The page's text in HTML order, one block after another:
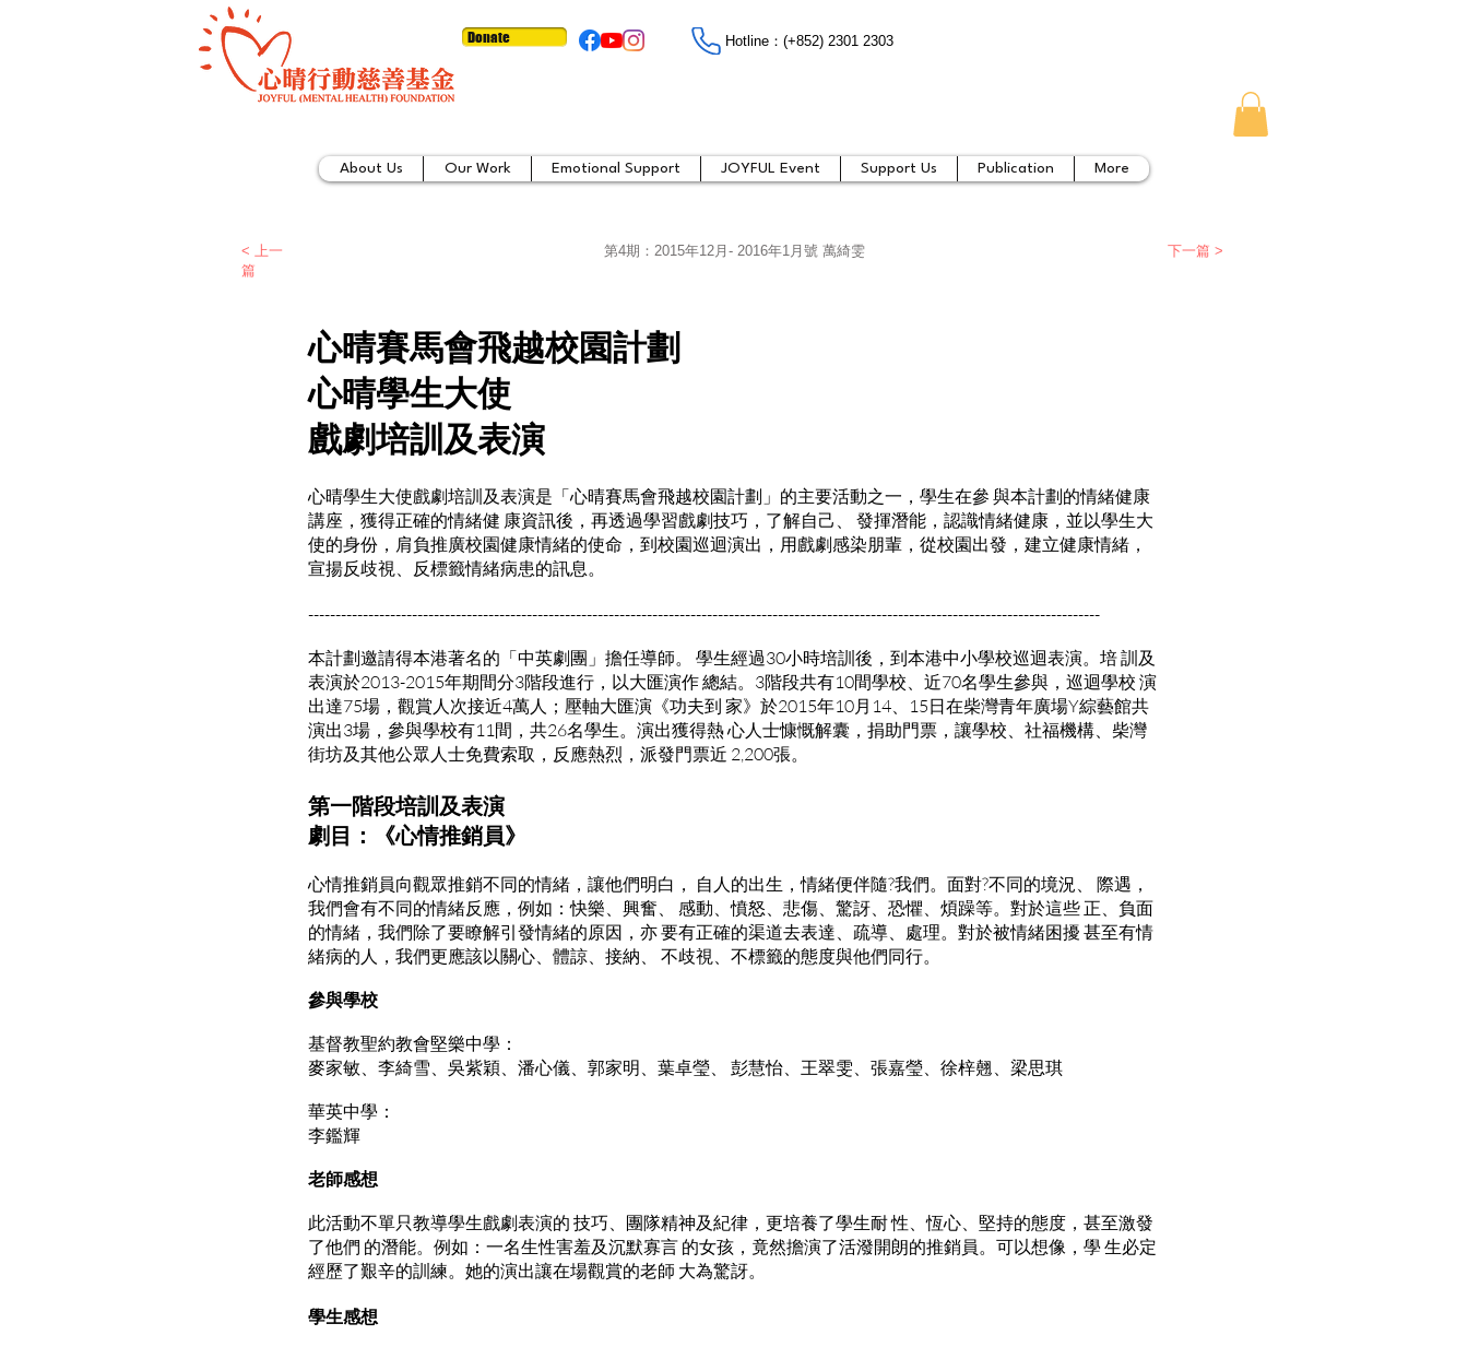
Donate Hotline：​​(+852) 2301 2303
About Us Our Work Emotional Support JOYFUL Event Support Us Publication More
< 上一
篇
第4期： 2015年12月- 2016年1月號 萬綺雯 下一篇 >
心晴賽馬會飛越校園計劃
心晴學生大使
戲劇培訓及表演
心晴學生大使戲劇培訓及表演是「心晴賽馬會飛越校園計劃」的主要活動之一，學生在參 與本計劃的情緒健康
講座，獲得正確的情緒健 康資訊後，再透過學習戲劇技巧，了解自己、 發揮潛能，認識情緒健康，並以學生大
使的身份，肩負推廣校園健康情緒的使命，到校園巡迴演出，用戲劇感染朋輩，從校園出發，建立健康情緒，
宣揚反歧視、反標籤情緒病患的訊息。
-------------------------------------------------------------------------------------------------------------------------------------------------
本計劃邀請得本港著名的「中英劇團」擔任導師。 學生經過30小時培訓後，到本港中小學校巡迴表演。培 訓及
表演於2013-2015年期間分3階段進行，以大匯演作 總結。3階段共有10間學校、近70名學生參與，巡迴學校 演
出達75場，觀賞人次接近4萬人；壓軸大匯演《功夫到 家》於2015年10月14、15日在柴灣青年廣場Y綜藝館共
演出3場，參與學校有11間，共26名學生。演出獲得熱 心人士慷慨解囊，捐助門票，讓學校、社福機構、柴灣
街坊及其他公眾人士免費索取，反應熱烈，派發門票近 2,200張。
第一階段培訓及表演
劇目：《心情推銷員》
心情推銷員向觀眾推銷不同的情緒，讓他們明白， 自人的出生，情緒便伴隨?我們。面對?不同的境況、 際遇，
我們會有不同的情緒反應，例如：快樂、興奮、 感動、憤怒、悲傷、驚訝、恐懼、煩躁等。對於這些 正、負面
的情緒，我們除了要瞭解引發情緒的原因，亦 要有正確的渠道去表達、疏導、處理。對於被情緒困擾 甚至有情
緒病的人，我們更應該以關心、體諒、接納、 不歧視、不標籤的態度與他們同行。
參與學校
基督教聖約教會堅樂中學：
麥家敏、李綺雪、吳紫穎、潘心儀、郭家明、葉卓瑩、 彭慧怡、王翠雯、張嘉瑩、徐梓翹、梁思琪
華英中學：
李鑑輝
老師感想
此活動不單只教導學生戲劇表演的 技巧、團隊精神及紀律，更培養了學生耐 性、恆心、堅持的態度，甚至激發
了他們 的潛能。例如：一名生性害羞及沉默寡言 的女孩，竟然擔演了活潑開朗的推銷員。可以想像，學 生必定
經歷了艱辛的訓練。她的演出讓在場觀賞的老師 大為驚訝。
學生感想